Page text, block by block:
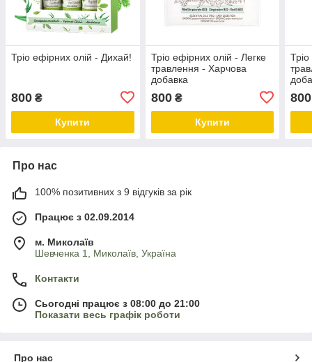
Тріо ефірних олій - Дихай!
800 ₴
Купити
Тріо ефірних олій - Легке
травлення - Харчова
добавка
800₴
Купити
800
Про нас
100% позитивних з 9 відгуків за рік
Працює з 02.09.2014
м. Миколаїв
Шевченка 1, Миколаїв, Україна
Контакти
Сьогодні працює з 08:00 до 21:00
Показати весь графік роботи
Про нас